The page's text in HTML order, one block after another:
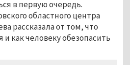
в первую очередь.
областного центра
рассказала от том, что
как человеку обезопасить